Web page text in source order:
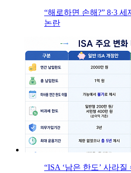
“해로하면 손해?” 8·3
논란
“ISA ‘남은 한도’ 사라